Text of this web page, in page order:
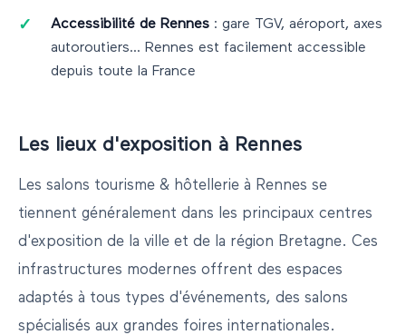
Accessibilité de Rennes : gare TGV, aéroport, axes
autoroutiers... Rennes est facilement accessible
depuis toute la France
Les lieux d'exposition à Rennes
Les salons tourisme & hôtellerie à Rennes se
tiennent généralement dans les principaux centres
d'exposition de la ville et de la région Bretagne. Ces
infrastructures modernes offrent des espaces
adaptés à tous types d'événements, des salons
spécialisés aux grandes foires internationales.